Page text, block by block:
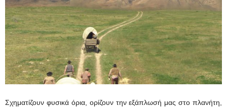
Σχηματίζουν φυσικά όρια, ορίζουν την εξάπλωσή μας στο πλανήτη,